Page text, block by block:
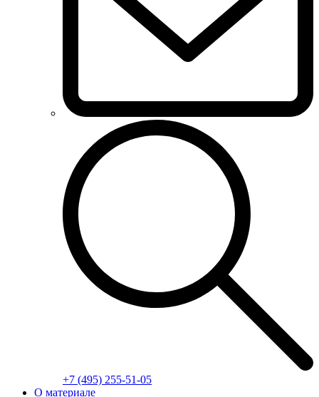
+7 (495) 255-51-05
О материале